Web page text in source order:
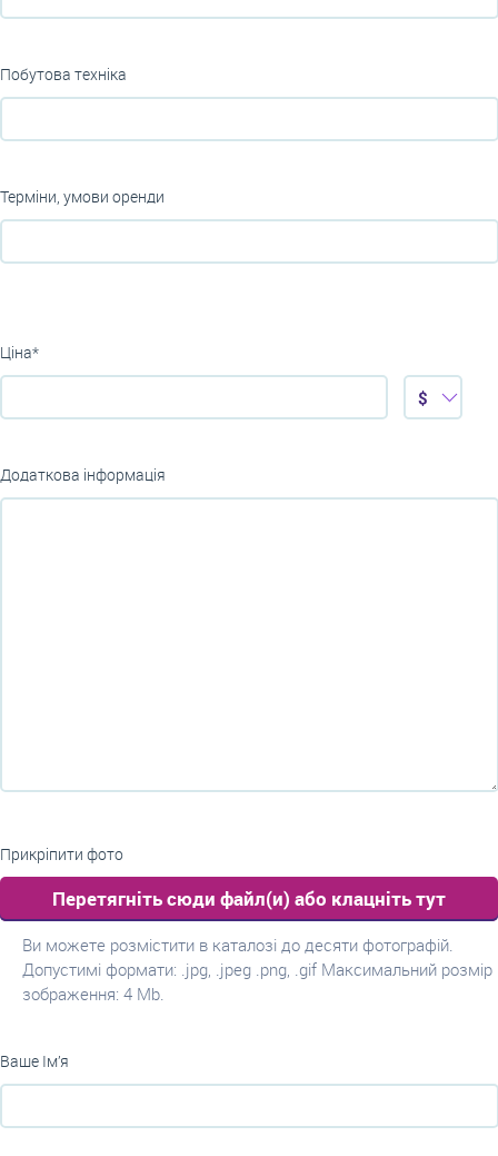
Побутова техніка
Терміни, умови оренди
Ціна*
$
Додаткова інформація
Прикріпити фото
Перетягніть сюди файл(и) або клацніть тут
Ви можете розмістити в каталозі до десяти фотографій.
Допустимі формати: .jpg, .jpeg .png, .gif Максимальний розмір
зображення: 4 Mb.
Ваше Ім’я